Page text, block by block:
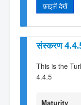
फ़ाइलें देखें
संस्करण
This is the
4.4.5
Maturity